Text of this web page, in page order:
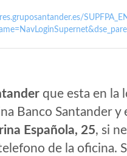
que esta en la
Banco Santander y
Española, 25, si
de la oficina.